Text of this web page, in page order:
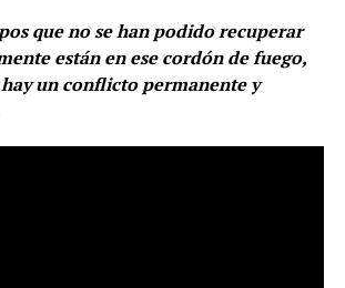
que no se han podido recuperar
están en ese cordón de fuego,
un conflicto permanente y